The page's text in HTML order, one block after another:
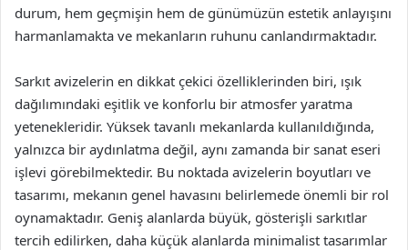
durum, hem geçmişin hem de günümüzün estetik anlayışını
harmanlamakta ve mekanların ruhunu canlandırmaktadır.
Sarkıt avizelerin en dikkat çekici özelliklerinden biri, ışık
dağılımındaki eşitlik ve konforlu bir atmosfer yaratma
yetenekleridir. Yüksek tavanlı mekanlarda kullanıldığında,
yalnızca bir aydınlatma değil, aynı zamanda bir sanat eseri
işlevi görebilmektedir. Bu noktada avizelerin boyutları ve
tasarımı, mekanın genel havasını belirlemede önemli bir rol
oynamaktadır. Geniş alanlarda büyük, gösterişli sarkıtlar
tercih edilirken, daha küçük alanlarda minimalist tasarımlar